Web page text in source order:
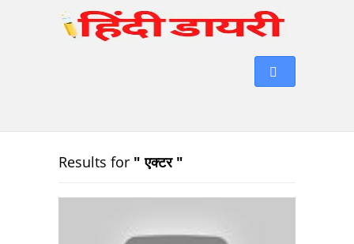
Results for " एक्टर "